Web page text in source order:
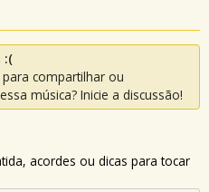
:(
compartilhar ou
música? Inicie a discussão!
acordes ou dicas para tocar